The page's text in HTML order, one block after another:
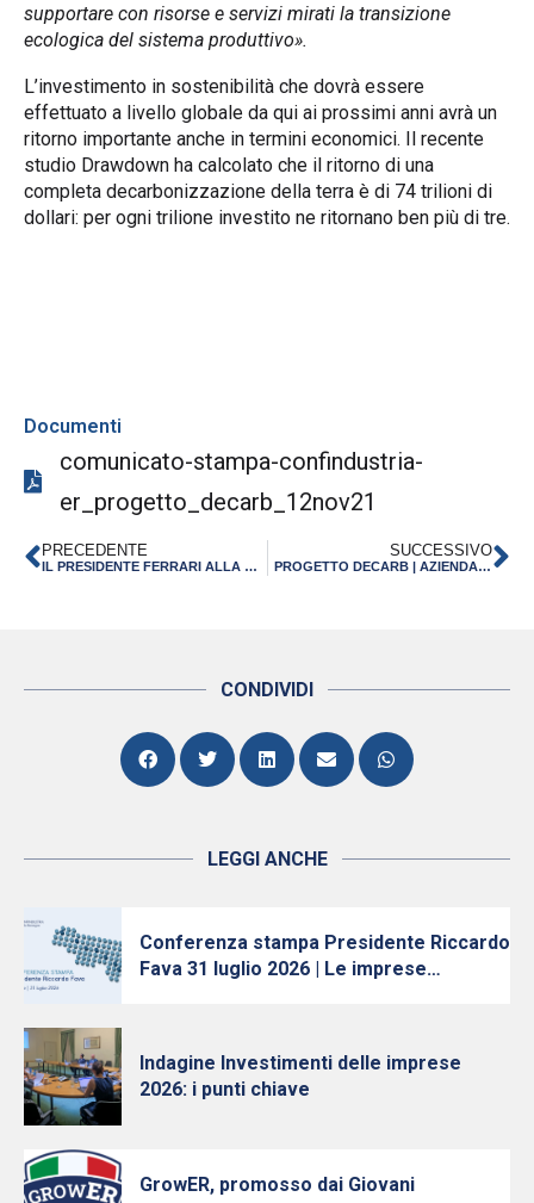
supportare con risorse e servizi mirati la transizione
ecologica del sistema produttivo».
L’investimento in sostenibilità che dovrà essere
effettuato a livello globale da qui ai prossimi anni avrà un
ritorno importante anche in termini economici. Il recente
studio Drawdown ha calcolato che il ritorno di una
completa decarbonizzazione della terra è di 74 trilioni di
dollari: per ogni trilione investito ne ritornano ben più di tre.
Documenti
comunicato-stampa-confindustria-
er_progetto_decarb_12nov21
PRECEDENTE
IL PRESIDENTE FERRARI ALLA TRASMISSIONE NAUTILUS DI TRC | 3 DICEMBRE 2021
SUCCESSIVO
PROGETTO DECARB | AZIENDA MEBA SAS DI PODENZANO – PIACENZA
CONDIVIDI
LEGGI ANCHE
Conferenza stampa Presidente Riccardo
Fava 31 luglio 2026 | Le imprese
Indagine Investimenti delle imprese
2026: i punti chiave
GrowER, promosso dai Giovani